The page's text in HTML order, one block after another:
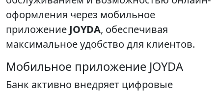
оформления через мобильное
приложение JOYDA, обеспечивая
максимальное удобство для клиентов.
Мобильное приложение JOYDA
Банк активно внедряет цифровые